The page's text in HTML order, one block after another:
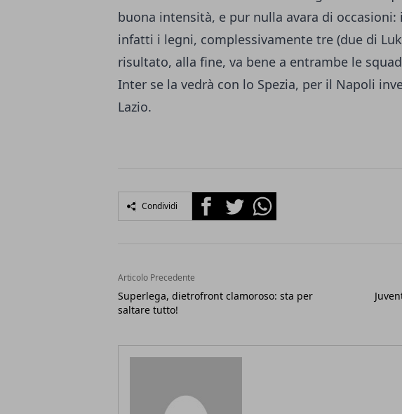
buona intensità, e pur nulla avara di
infatti i legni, complessivamente tre (due di
risultato, alla fine, va bene a entrambe le
Inter se la vedrà con lo Spezia, per il Napoli
Lazio.
Condividi FacebookTwitterWhatsapp
Articolo Precedente
Superlega, dietrofront clamoroso: sta per
saltare tutto!